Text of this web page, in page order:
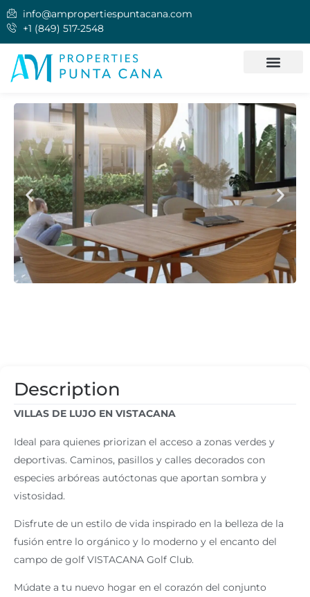
info@ampropertiespuntacana.com
+1 (849) 517-2548
Description
VILLAS DE LUJO EN VISTACANA
Ideal para quienes priorizan el acceso a zonas verdes y
deportivas. Caminos, pasillos y calles decorados con
especies arbóreas autóctonas que aportan sombra y
vistosidad.
Disfrute de un estilo de vida inspirado en la belleza de la
fusión entre lo orgánico y lo moderno y el encanto del
campo de golf VISTACANA Golf Club.
Múdate a tu nuevo hogar en el corazón del conjunto